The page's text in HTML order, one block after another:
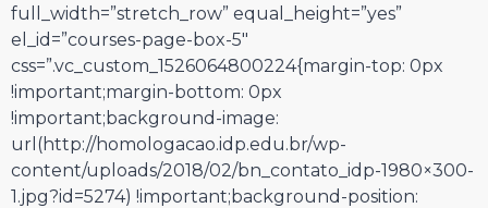
full_width=”stretch_row” equal_height=”yes”
el_id=”courses-page-box-5″
css=”.vc_custom_1526064800224{margin-top: 0px
!important;margin-bottom: 0px
!important;background-image:
url(http://homologacao.idp.edu.br/wp-
content/uploads/2018/02/bn_contato_idp-1980×300-
1.jpg?id=5274) !important;background-position: